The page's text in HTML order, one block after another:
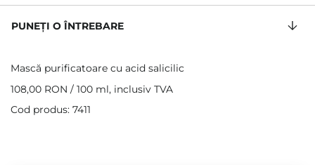
PUNEȚI O ÎNTREBARE
Mască purificatoare cu acid salicilic
108,00 RON / 100 ml, inclusiv TVA
Cod produs: 7411